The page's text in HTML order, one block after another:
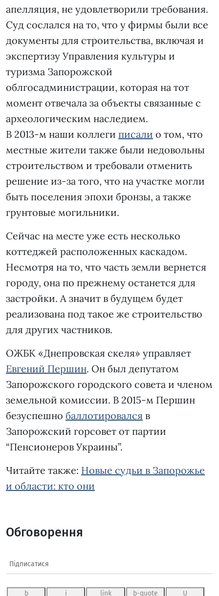
апелляция, не удовлетворили требования.
Суд сослался на то, что у фирмы были все
документы для строительства, включая и
экспертизу Управления культуры и
туризма Запорожской
облгосадминистрации, которая на тот
момент отвечала за объекты связанные с
археологическим наследием.
В 2013-м наши коллеги писали о том, что
местные жители также были недовольны
строительством и требовали отменить
решение из-за того, что на участке могли
быть поселения эпохи бронзы, а также
грунтовые могильники.
Сейчас на месте уже есть несколько
коттеджей расположенных каскадом.
Несмотря на то, что часть земли вернется
городу, она по прежнему останется для
застройки. А значит в будущем будет
реализована под такое же строительство
для других частников.
ОЖБК «Днепровская скеля» управляет
Евгений Першин. Он был депутатом
Запорожского городского совета и членом
земельной комиссии. В 2015-м Першин
безуспешно баллотировался в
Запорожский горсовет от партии
“Пенсионеров Украины”.
Читайте также: Новые судьи в Запорожье
и области: кто они
Обговорення
Підписатися